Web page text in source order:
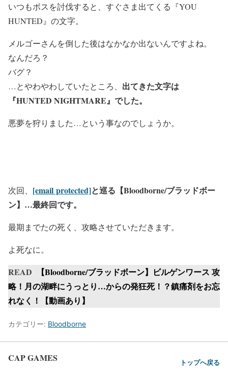
いつもボスを討伐すると、すぐさま出てくる『YOU
HUNTED』の文字。
メルゴーさんを倒した後はなかなか出ないんですよね。
なんだろ？
バグ？
…とやわやわしていたところ、 出てきた文字は
『HUNTED NIGHTMARE』でした。
悪夢を狩りました…という事なのでしょうか。
次回、 [email protected]と巡る【Bloodborne/ブラッドボー
ン】…最終回です。
最期までたの死く、攻略させていただきます。
よ死なに。
READ
【Bloodborne/ブラッドボーン】ビルゲンワース 攻
略！月の湖畔にうっとり…からの発狂死！？鎮痛剤をお忘
れなく！【動画あり】
カテゴリー: Bloodborne
CAP GAMES トップへ戻る